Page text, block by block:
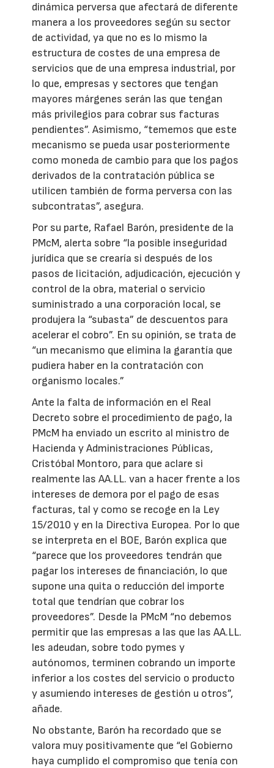
dinámica perversa que afectará de diferente
manera a los proveedores según su sector
de actividad, ya que no es lo mismo la
estructura de costes de una empresa de
servicios que de una empresa industrial, por
lo que, empresas y sectores que tengan
mayores márgenes serán las que tengan
más privilegios para cobrar sus facturas
pendientes”. Asimismo, “tememos que este
mecanismo se pueda usar posteriormente
como moneda de cambio para que los pagos
derivados de la contratación pública se
utilicen también de forma perversa con las
subcontratas”, asegura.
Por su parte, Rafael Barón, presidente de la
PMcM, alerta sobre “la posible inseguridad
jurídica que se crearía si después de los
pasos de licitación, adjudicación, ejecución y
control de la obra, material o servicio
suministrado a una corporación local, se
produjera la “subasta” de descuentos para
acelerar el cobro”. En su opinión, se trata de
“un mecanismo que elimina la garantía que
pudiera haber en la contratación con
organismo locales.”
Ante la falta de información en el Real
Decreto sobre el procedimiento de pago, la
PMcM ha enviado un escrito al ministro de
Hacienda y Administraciones Públicas,
Cristóbal Montoro, para que aclare si
realmente las AA.LL. van a hacer frente a los
intereses de demora por el pago de esas
facturas, tal y como se recoge en la Ley
15/2010 y en la Directiva Europea. Por lo que
se interpreta en el BOE, Barón explica que
“parece que los proveedores tendrán que
pagar los intereses de financiación, lo que
supone una quita o reducción del importe
total que tendrían que cobrar los
proveedores”. Desde la PMcM “no debemos
permitir que las empresas a las que las AA.LL.
les adeudan, sobre todo pymes y
autónomos, terminen cobrando un importe
inferior a los costes del servicio o producto
y asumiendo intereses de gestión u otros”,
añade.
No obstante, Barón ha recordado que se
valora muy positivamente que “el Gobierno
haya cumplido el compromiso que tenía con